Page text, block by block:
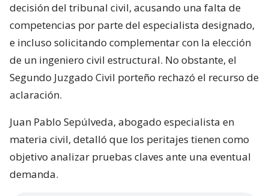
decisión del tribunal civil, acusando una falta de
competencias por parte del especialista designado,
e incluso solicitando complementar con la elección
de un ingeniero civil estructural. No obstante, el
Segundo Juzgado Civil porteño rechazó el recurso de
aclaración.
Juan Pablo Sepúlveda, abogado especialista en
materia civil, detalló que los peritajes tienen como
objetivo analizar pruebas claves ante una eventual
demanda.